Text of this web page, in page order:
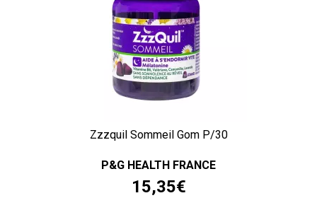
Zzzquil Sommeil Gom P/30
P&G HEALTH FRANCE
15,35€